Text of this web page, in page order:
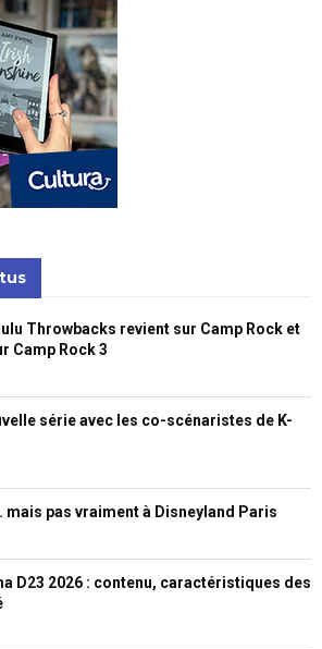
Throwbacks revient sur Camp Rock et
Camp Rock 3
série avec les co-scénaristes de K-
mais pas vraiment à Disneyland Paris
D23 2026 : contenu, caractéristiques des